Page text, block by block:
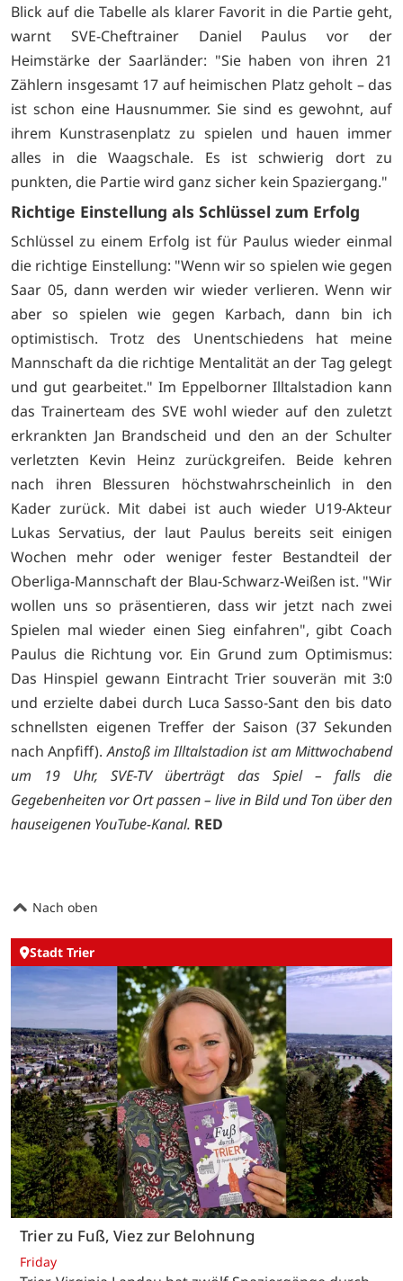
Blick auf die Tabelle als klarer Favorit in die Partie geht,
warnt SVE-Cheftrainer Daniel Paulus vor der
Heimstärke der Saarländer: "Sie haben von ihren 21
Zählern insgesamt 17 auf heimischen Platz geholt – das
ist schon eine Hausnummer. Sie sind es gewohnt, auf
ihrem Kunstrasenplatz zu spielen und hauen immer
alles in die Waagschale. Es ist schwierig dort zu
punkten, die Partie wird ganz sicher kein Spaziergang."
Richtige Einstellung als Schlüssel zum Erfolg
Schlüssel zu einem Erfolg ist für Paulus wieder einmal
die richtige Einstellung: "Wenn wir so spielen wie gegen
Saar 05, dann werden wir wieder verlieren. Wenn wir
aber so spielen wie gegen Karbach, dann bin ich
optimistisch. Trotz des Unentschiedens hat meine
Mannschaft da die richtige Mentalität an der Tag gelegt
und gut gearbeitet." Im Eppelborner Illtalstadion kann
das Trainerteam des SVE wohl wieder auf den zuletzt
erkrankten Jan Brandscheid und den an der Schulter
verletzten Kevin Heinz zurückgreifen. Beide kehren
nach ihren Blessuren höchstwahrscheinlich in den
Kader zurück. Mit dabei ist auch wieder U19-Akteur
Lukas Servatius, der laut Paulus bereits seit einigen
Wochen mehr oder weniger fester Bestandteil der
Oberliga-Mannschaft der Blau-Schwarz-Weißen ist. "Wir
wollen uns so präsentieren, dass wir jetzt nach zwei
Spielen mal wieder einen Sieg einfahren", gibt Coach
Paulus die Richtung vor. Ein Grund zum Optimismus:
Das Hinspiel gewann Eintracht Trier souverän mit 3:0
und erzielte dabei durch Luca Sasso-Sant den bis dato
schnellsten eigenen Treffer der Saison (37 Sekunden
nach Anpfiff).Anstoß im Illtalstadion ist am Mittwochabend
um 19 Uhr, SVE-TV überträgt das Spiel – falls die
Gegebenheiten vor Ort passen – live in Bild und Ton über den
hauseigenen YouTube-Kanal. RED
Nach oben
Stadt Trier
Trier zu Fuß, Viez zur Belohnung
Friday